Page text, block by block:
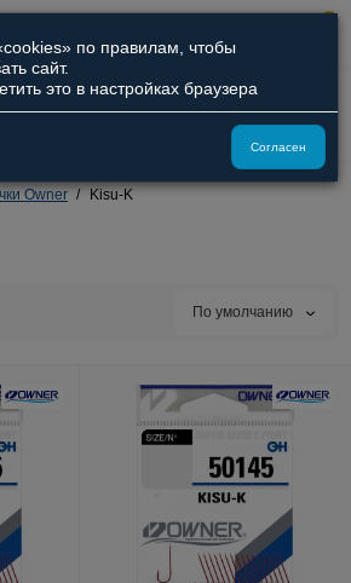
8 (800) 551-09-94
8 (929) 836-66-51
Owner Kisu-K
По умолчанию
по правилам, чтобы
сайт.
это в настройках браузера
Согласен